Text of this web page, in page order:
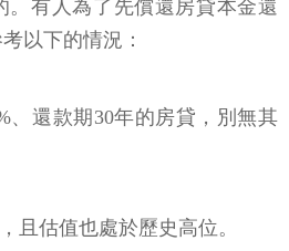
。有人為了先償還房貸本金還
以下的情況：
、還款期30年的房貸，別無其
且估值也處於歷史高位。